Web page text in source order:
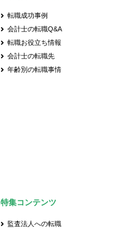
転職成功事例
会計士の転職Q&A
転職お役立ち情報
会計士の転職先
年齢別の転職事情
特集コンテンツ
監査法人への転職